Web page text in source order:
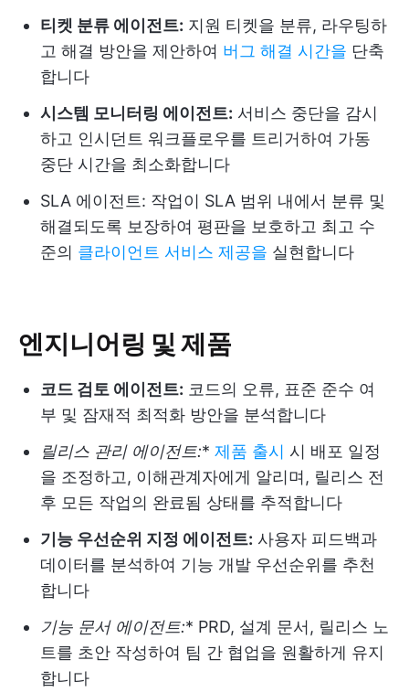
티켓 분류 에이전트: 지원 티켓을 분류, 라우팅하
고 해결 방안을 제안하여 버그 해결 시간을 단축
합니다
시스템 모니터링 에이전트: 서비스 중단을 감시
하고 인시던트 워크플로우를 트리거하여 가동
중단 시간을 최소화합니다
SLA 에이전트: 작업이 SLA 범위 내에서 분류 및
해결되도록 보장하여 평판을 보호하고 최고 수
준의 클라이언트 서비스 제공을 실현합니다
엔지니어링 및 제품
코드 검토 에이전트: 코드의 오류, 표준 준수 여
부 및 잠재적 최적화 방안을 분석합니다
릴리스 관리 에이전트:* 제품 출시 시 배포 일정
을 조정하고, 이해관계자에게 알리며, 릴리스 전
후 모든 작업의 완료됨 상태를 추적합니다
기능 우선순위 지정 에이전트: 사용자 피드백과
데이터를 분석하여 기능 개발 우선순위를 추천
합니다
기능 문서 에이전트:* PRD, 설계 문서, 릴리스 노
트를 초안 작성하여 팀 간 협업을 원활하게 유지
합니다